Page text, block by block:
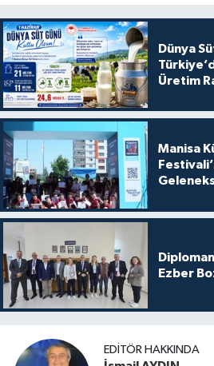
Dünya
Üretim
Manisa
Ezber
EDITÖR HAKKINDA